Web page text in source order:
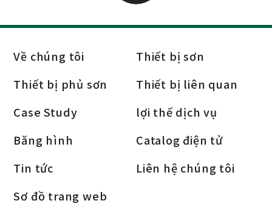
Về chúng tôi
Thiết bị sơn
Thiết bị phủ sơn
Thiết bị liên quan
Case Study
lợi thế dịch vụ
Băng hình
Catalog điện tử
Tin tức
Liên hệ chúng tôi
Sơ đồ trang web